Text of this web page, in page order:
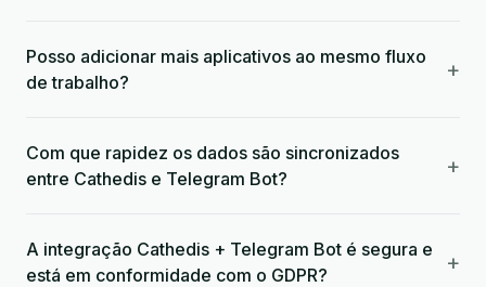
Posso adicionar mais aplicativos ao mesmo fluxo
de trabalho?
+
Com que rapidez os dados são sincronizados
entre Cathedis e Telegram Bot?
+
A integração Cathedis + Telegram Bot é segura e
está em conformidade com o GDPR?
+